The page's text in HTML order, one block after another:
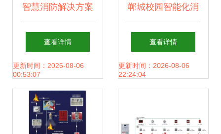
智慧消防解决方案
消防系统的创新研
发与应用实践
查看详情
更新时间：2026-08-06
00:53:07
郸城校园智能化消
防系统-万霖服务专
业
查看详情
更新时间：2026-08-06
22:24:04